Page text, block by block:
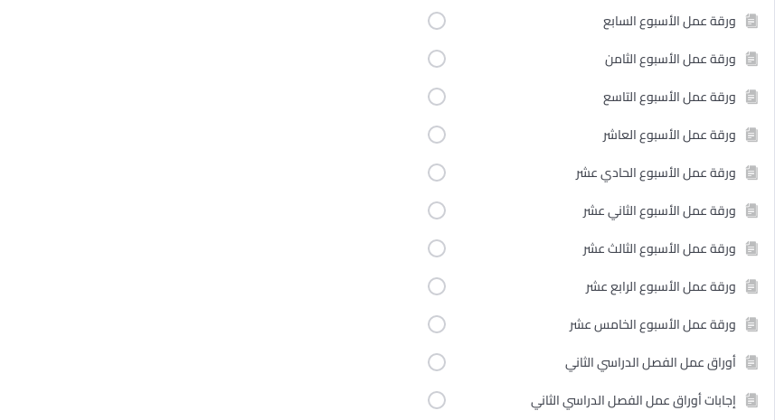
ورقة عمل الأسبوع السابع
ورقة عمل الأسبوع الثامن
ورقة عمل الأسبوع التاسع
ورقة عمل الأسبوع العاشر
ورقة عمل الأسبوع الحادي عشر
ورقة عمل الأسبوع الثاني عشر
ورقة عمل الأسبوع الثالث عشر
ورقة عمل الأسبوع الرابع عشر
ورقة عمل الأسبوع الخامس عشر
أوراق عمل الفصل الدراسي الثاني
إجابات أوراق عمل الفصل الدراسي الثاني